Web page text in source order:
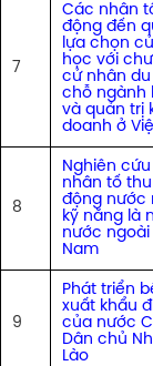
7
Các nhân
động đến
lựa chọn
học với
cử nhân
chỗ ngành
và quản trị
doanh ở
8
Nghiên
nhân tố
động nước
kỹ năng là
nước ngoài
Nam
9
Phát triển
xuất khẩu
của nước
Dân chủ
Lào